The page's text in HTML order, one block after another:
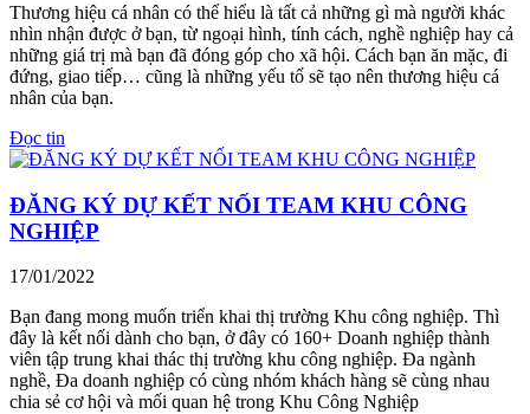
Thương hiệu cá nhân có thể hiểu là tất cả những gì mà người khác
nhìn nhận được ở bạn, từ ngoại hình, tính cách, nghề nghiệp hay cả
những giá trị mà bạn đã đóng góp cho xã hội. Cách bạn ăn mặc, đi
đứng, giao tiếp… cũng là những yếu tố sẽ tạo nên thương hiệu cá
nhân của bạn.
Đọc tin
ĐĂNG KÝ DỰ KẾT NỐI TEAM KHU CÔNG
NGHIỆP
17/01/2022
Bạn đang mong muốn triển khai thị trường Khu công nghiệp. Thì
đây là kết nối dành cho bạn, ở đây có 160+ Doanh nghiệp thành
viên tập trung khai thác thị trường khu công nghiệp. Đa ngành
nghề, Đa doanh nghiệp có cùng nhóm khách hàng sẽ cùng nhau
chia sẻ cơ hội và mối quan hệ trong Khu Công Nghiệp